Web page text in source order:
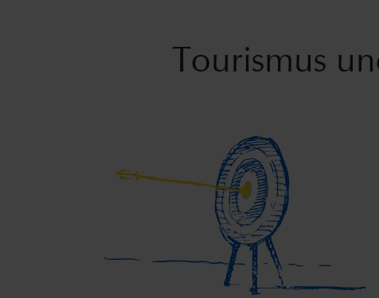
Tourismus